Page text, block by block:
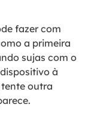
fazer com
a primeira
sujas com o
à
outra